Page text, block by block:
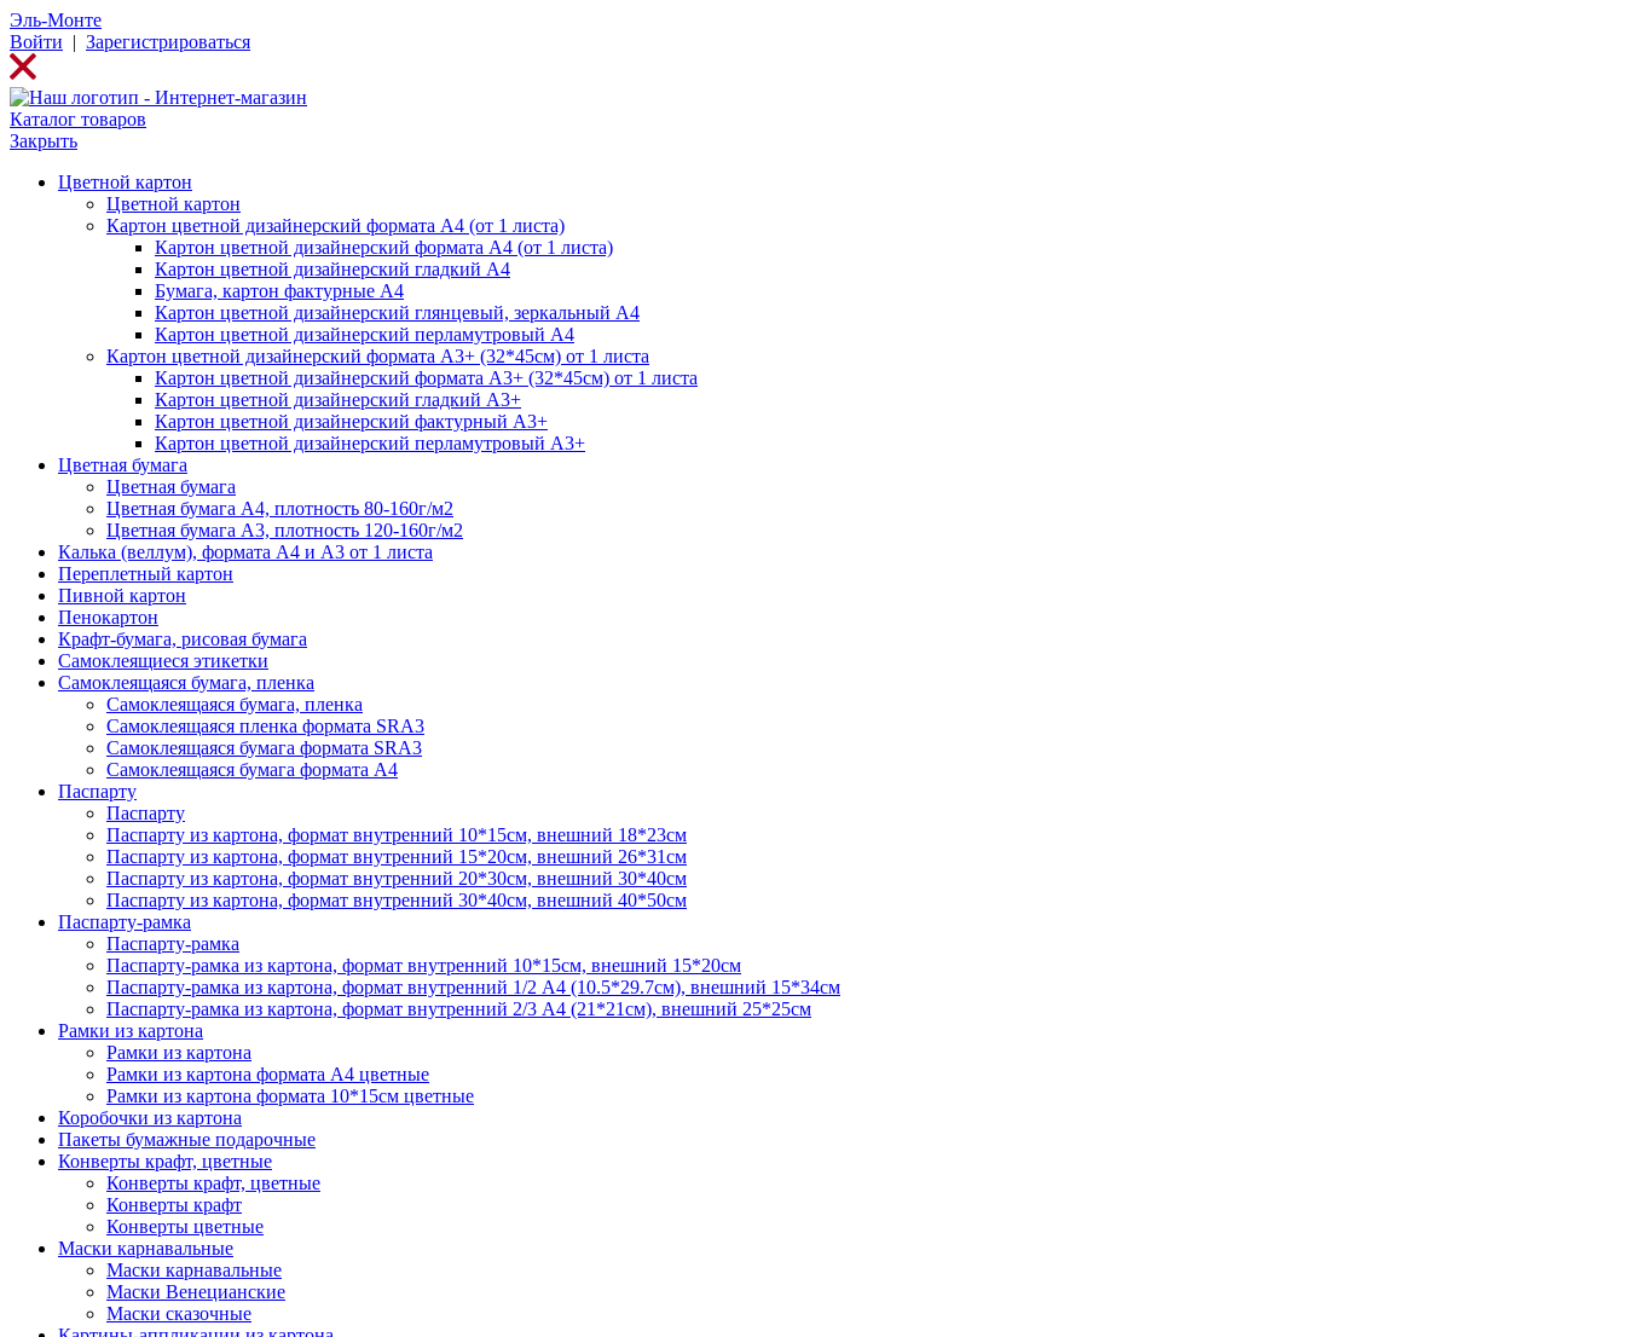
Эль-Монте
Войти | Зарегистрироваться
Каталог товаров
Закрыть
Цветной картон
Цветной картон
Картон цветной дизайнерский формата А4 (от 1 листа)
Картон цветной дизайнерский формата А4 (от 1 листа)
Картон цветной дизайнерский гладкий А4
Бумага, картон фактурные А4
Картон цветной дизайнерский глянцевый, зеркальный А4
Картон цветной дизайнерский перламутровый А4
Картон цветной дизайнерский формата А3+ (32*45см) от 1 листа
Картон цветной дизайнерский формата А3+ (32*45см) от 1 листа
Картон цветной дизайнерский гладкий А3+
Картон цветной дизайнерский фактурный А3+
Картон цветной дизайнерский перламутровый А3+
Цветная бумага
Цветная бумага
Цветная бумага А4, плотность 80-160г/м2
Цветная бумага А3, плотность 120-160г/м2
Калька (веллум), формата А4 и А3 от 1 листа
Переплетный картон
Пивной картон
Пенокартон
Крафт-бумага, рисовая бумага
Самоклеящиеся этикетки
Самоклеящаяся бумага, пленка
Самоклеящаяся бумага, пленка
Самоклеящаяся пленка формата SRА3
Самоклеящаяся бумага формата SRА3
Самоклеящаяся бумага формата А4
Паспарту
Паспарту
Паспарту из картона, формат внутренний 10*15см, внешний 18*23см
Паспарту из картона, формат внутренний 15*20см, внешний 26*31см
Паспарту из картона, формат внутренний 20*30см, внешний 30*40см
Паспарту из картона, формат внутренний 30*40см, внешний 40*50см
Паспарту-рамка
Паспарту-рамка
Паспарту-рамка из картона, формат внутренний 10*15см, внешний 15*20см
Паспарту-рамка из картона, формат внутренний 1/2 А4 (10.5*29.7см), внешний 15*34см
Паспарту-рамка из картона, формат внутренний 2/3 А4 (21*21см), внешний 25*25см
Рамки из картона
Рамки из картона
Рамки из картона формата А4 цветные
Рамки из картона формата 10*15см цветные
Коробочки из картона
Пакеты бумажные подарочные
Конверты крафт, цветные
Конверты крафт, цветные
Конверты крафт
Конверты цветные
Маски карнавальные
Маски карнавальные
Маски Венецианские
Маски сказочные